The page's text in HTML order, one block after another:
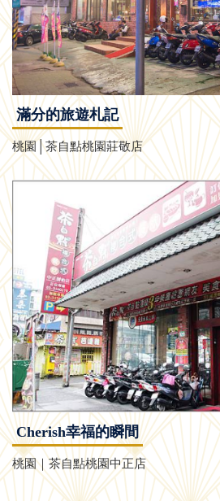
滿分的旅遊札記
桃園│茶自點桃園莊敬店
Cherish幸福的瞬間
桃園｜茶自點桃園中正店